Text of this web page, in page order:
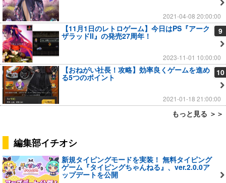
2021-04-08 20:00:00
9
【11月1日のレトロゲーム】今日はPS『アーク
ザラッドII』の発売27周年！
2023-11-01 10:00:00
10
【おねがい社長！攻略】効率良くゲームを進め
る5つのポイント
2021-01-18 21:00:00
もっと見る ＞＞
編集部イチオシ
新規タイピングモードを実装！ 無料タイピング
ゲーム『タイピングちゃんねる』、ver.2.0.0ア
ップデートを公開